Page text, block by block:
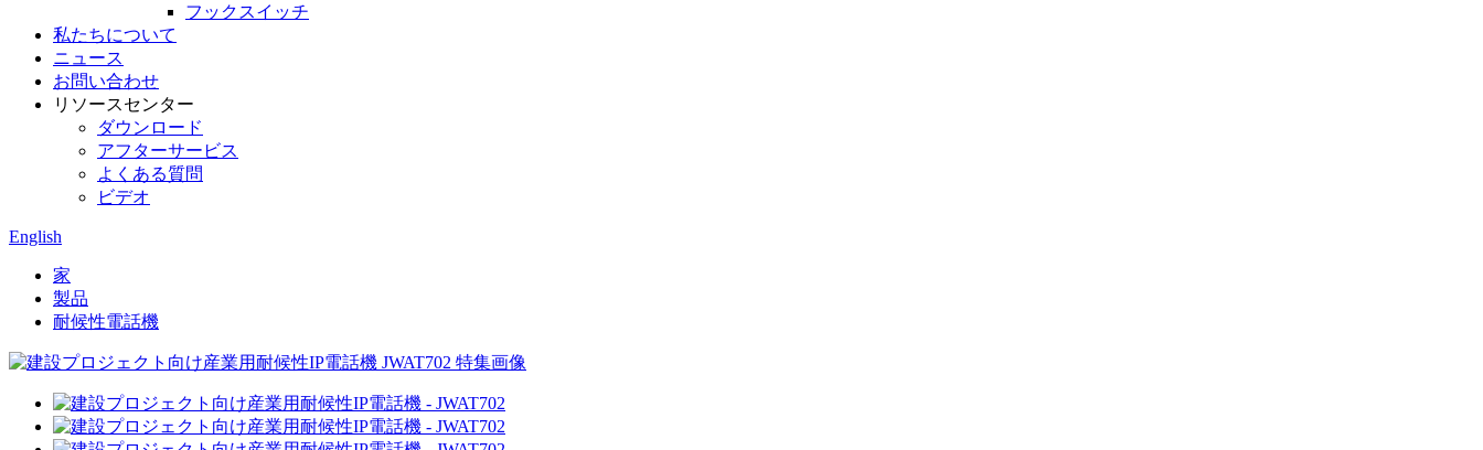
フックスイッチ
私たちについて
ニュース
お問い合わせ
リソースセンター
ダウンロード
アフターサービス
よくある質問
ビデオ
English
家
製品
耐候性電話機